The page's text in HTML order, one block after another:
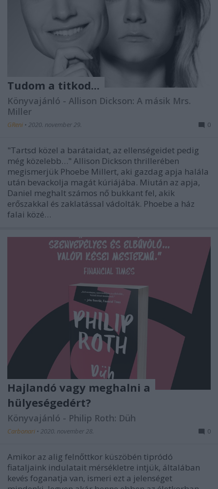
Tudom a titkod...
Könyvajánló - Allison Dickson: A ​másik Mrs.
Miller
GReni • 2020. november 29. 0
"Tartsd közel a barátaidat, az ellenségeidet pedig
még közelebb…" Allison Dickson thrillerében
megismerjük Phoebe Millert, aki gazdag apja halála
után bevackolja magát kúriájába. Miután az apja,
Daniel meghalt számos nő bukkant fel, akik
erőszakkal és zaklatással vádolták. Phoebe a ház
falai közé…
Hajlandó vagy meghalni a
hülyeségedért?
Könyvajánló - Philip Roth: Düh
Carbonari • 2020. november 28. 0
Amikor az alig felnőttkor küszöbén tipródó
fiataljaink indulatait mérsékletre intjük, általában
kevés foganatja van, ismeri ezt a jelenséget